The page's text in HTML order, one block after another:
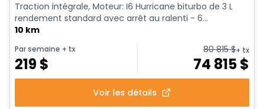
Traction intégrale, Moteur: I6 Hurricane biturbo de 3 L
rendement standard avec arrêt au ralenti - 6...
10 km
Par semaine + tx
219$
80 815$+ tx
74 815$
Voir les détails